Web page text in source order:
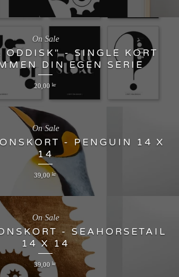
ODDISK" - SINGLE KORT
DIN EGEN SERIE
20,00 kr
On Sale
- PENGUIN 14 X
14
39,00kr
On Sale
- SEAHORSETAIL
14 X 14
39,00 kr
On Sale